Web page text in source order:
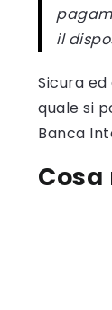
il
Sicura
quale si
Banca
Cosa